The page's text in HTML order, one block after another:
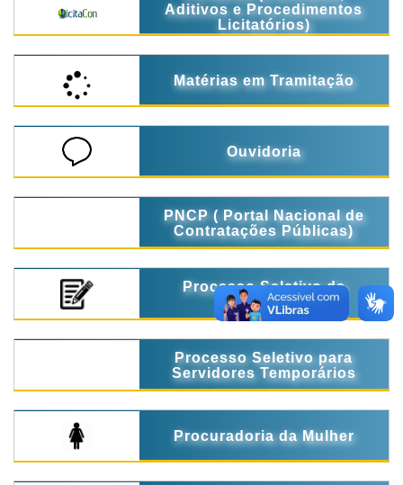
Aditivos e Procedimentos
Licitatórios)
Matérias em Tramitação
Ouvidoria
PNCP ( Portal Nacional de
Contratações Públicas)
Processo Seletivo de
Estágio
Processo Seletivo para
Servidores Temporários
Procuradoria da Mulher